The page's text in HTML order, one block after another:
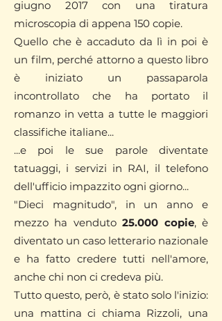
giugno 2017 con una tiratura
microscopia di appena 150 copie.
Quello che è accaduto da lì in poi è
un film, perché attorno a questo libro
è iniziato un passaparola
incontrollato che ha portato il
romanzo in vetta a tutte le maggiori
classifiche italiane...
...e poi le sue parole diventate
tatuaggi, i servizi in RAI, il telefono
dell'ufficio impazzito ogni giorno...
"Dieci magnitudo", in un anno e
mezzo ha venduto25.000 copie, è
diventato un caso letterario nazionale
e ha fatto credere tutti nell'amore,
anche chi non ci credeva più.
Tutto questo, però, è stato solo l'inizio:
una mattina ci chiama Rizzoli, una